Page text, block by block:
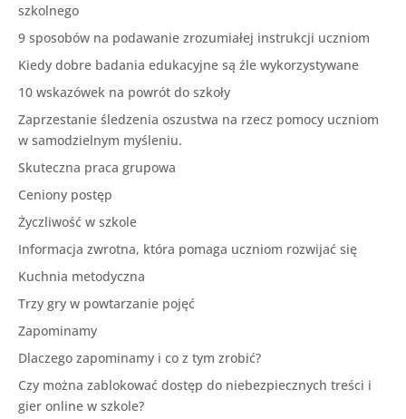
szkolnego
9 sposobów na podawanie zrozumiałej instrukcji uczniom
Kiedy dobre badania edukacyjne są źle wykorzystywane
10 wskazówek na powrót do szkoły
Zaprzestanie śledzenia oszustwa na rzecz pomocy uczniom
w samodzielnym myśleniu.
Skuteczna praca grupowa
Ceniony postęp
Życzliwość w szkole
Informacja zwrotna, która pomaga uczniom rozwijać się
Kuchnia metodyczna
Trzy gry w powtarzanie pojęć
Zapominamy
Dlaczego zapominamy i co z tym zrobić?
Czy można zablokować dostęp do niebezpiecznych treści i
gier online w szkole?